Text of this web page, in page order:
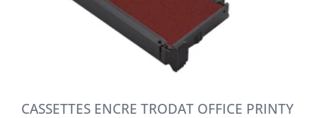
CASSETTES ENCRE TRODAT OFFICE PRINTY